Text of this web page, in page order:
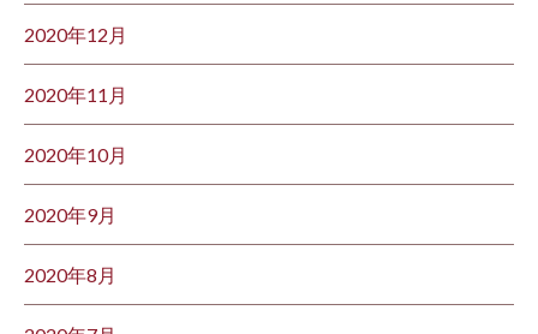
2020年12月
2020年11月
2020年10月
2020年9月
2020年8月